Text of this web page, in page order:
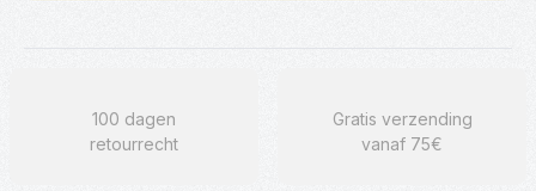
100 dagen
retourrecht
Gratis verzending
vanaf 75€